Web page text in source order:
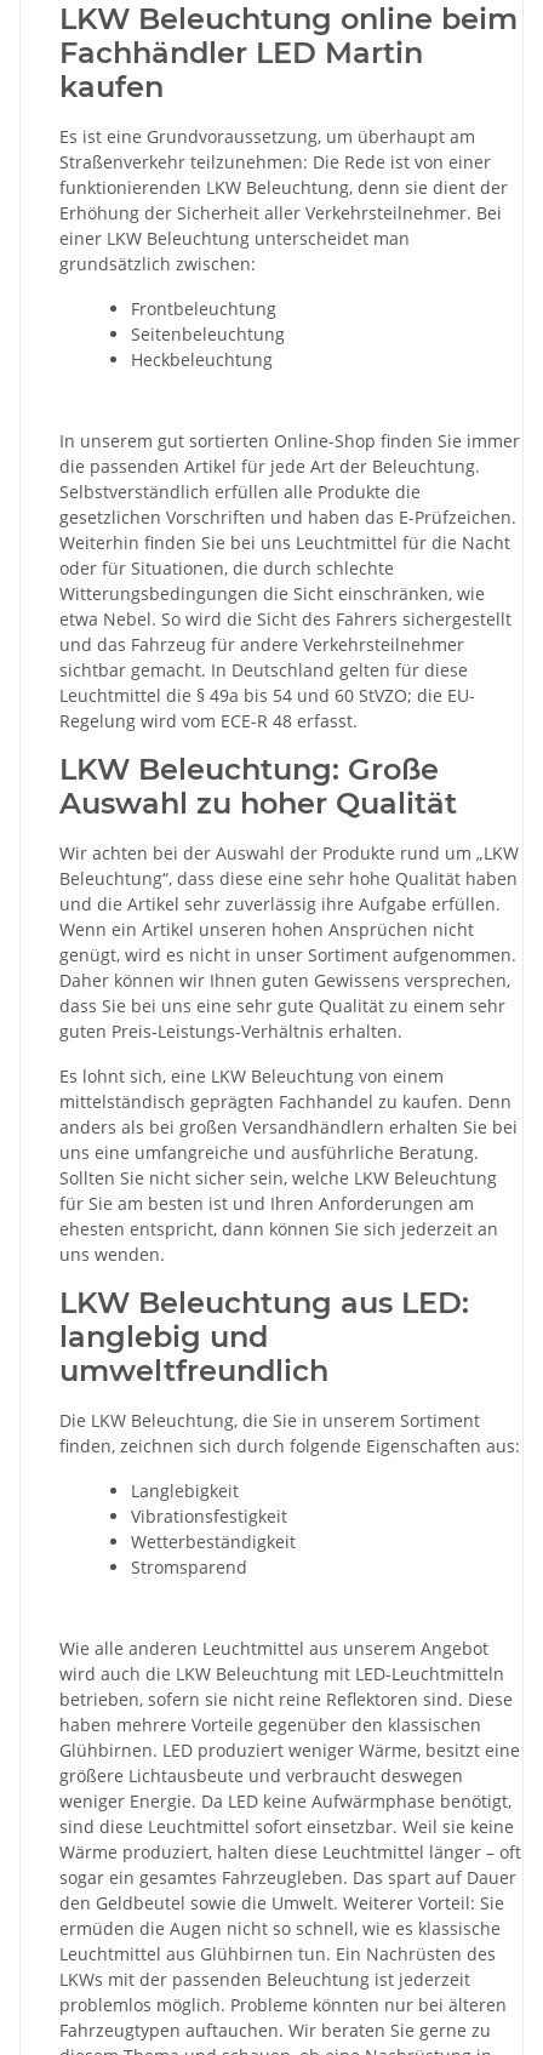
LKW Beleuchtung online beim
Fachhändler LED Martin
kaufen
Es ist eine Grundvoraussetzung, um überhaupt am
Straßenverkehr teilzunehmen: Die Rede ist von einer
funktionierenden LKW Beleuchtung, denn sie dient der
Erhöhung der Sicherheit aller Verkehrsteilnehmer. Bei
einer LKW Beleuchtung unterscheidet man
grundsätzlich zwischen:
Frontbeleuchtung
Seitenbeleuchtung
Heckbeleuchtung
In unserem gut sortierten Online-Shop finden Sie immer
die passenden Artikel für jede Art der Beleuchtung.
Selbstverständlich erfüllen alle Produkte die
gesetzlichen Vorschriften und haben das E-Prüfzeichen.
Weiterhin finden Sie bei uns Leuchtmittel für die Nacht
oder für Situationen, die durch schlechte
Witterungsbedingungen die Sicht einschränken, wie
etwa Nebel. So wird die Sicht des Fahrers sichergestellt
und das Fahrzeug für andere Verkehrsteilnehmer
sichtbar gemacht. In Deutschland gelten für diese
Leuchtmittel die § 49a bis 54 und 60 StVZO; die EU-
Regelung wird vom ECE-R 48 erfasst.
LKW Beleuchtung: Große
Auswahl zu hoher Qualität
Wir achten bei der Auswahl der Produkte rund um „LKW
Beleuchtung“, dass diese eine sehr hohe Qualität haben
und die Artikel sehr zuverlässig ihre Aufgabe erfüllen.
Wenn ein Artikel unseren hohen Ansprüchen nicht
genügt, wird es nicht in unser Sortiment aufgenommen.
Daher können wir Ihnen guten Gewissens versprechen,
dass Sie bei uns eine sehr gute Qualität zu einem sehr
guten Preis-Leistungs-Verhältnis erhalten.
Es lohnt sich, eine LKW Beleuchtung von einem
mittelständisch geprägten Fachhandel zu kaufen. Denn
anders als bei großen Versandhändlern erhalten Sie bei
uns eine umfangreiche und ausführliche Beratung.
Sollten Sie nicht sicher sein, welche LKW Beleuchtung
für Sie am besten ist und Ihren Anforderungen am
ehesten entspricht, dann können Sie sich jederzeit an
uns wenden.
LKW Beleuchtung aus LED:
langlebig und
umweltfreundlich
Die LKW Beleuchtung, die Sie in unserem Sortiment
finden, zeichnen sich durch folgende Eigenschaften aus:
Langlebigkeit
Vibrationsfestigkeit
Wetterbeständigkeit
Stromsparend
Wie alle anderen Leuchtmittel aus unserem Angebot
wird auch die LKW Beleuchtung mit LED-Leuchtmitteln
betrieben, sofern sie nicht reine Reflektoren sind. Diese
haben mehrere Vorteile gegenüber den klassischen
Glühbirnen. LED produziert weniger Wärme, besitzt eine
größere Lichtausbeute und verbraucht deswegen
weniger Energie. Da LED keine Aufwärmphase benötigt,
sind diese Leuchtmittel sofort einsetzbar. Weil sie keine
Wärme produziert, halten diese Leuchtmittel länger – oft
sogar ein gesamtes Fahrzeugleben. Das spart auf Dauer
den Geldbeutel sowie die Umwelt. Weiterer Vorteil: Sie
ermüden die Augen nicht so schnell, wie es klassische
Leuchtmittel aus Glühbirnen tun. Ein Nachrüsten des
LKWs mit der passenden Beleuchtung ist jederzeit
problemlos möglich. Probleme könnten nur bei älteren
Fahrzeugtypen auftauchen. Wir beraten Sie gerne zu